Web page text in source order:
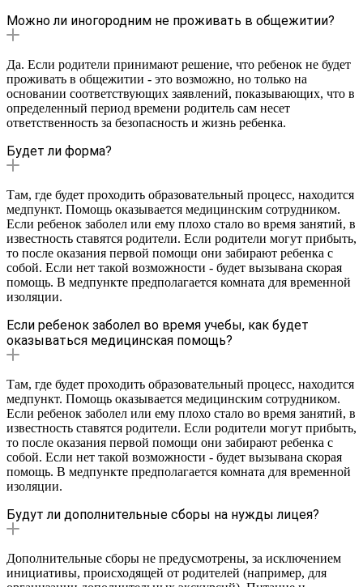
Можно ли иногородним не проживать в общежитии?
Да. Если родители принимают решение, что ребенок не будет
проживать в общежитии - это возможно, но только на
основании соответствующих заявлений, показывающих, что в
определенный период времени родитель сам несет
ответственность за безопасность и жизнь ребенка.
Будет ли форма?
Там, где будет проходить образовательный процесс, находится
медпункт. Помощь оказывается медицинским сотрудником.
Если ребенок заболел или ему плохо стало во время занятий, в
известность ставятся родители. Если родители могут прибыть,
то после оказания первой помощи они забирают ребенка с
собой. Если нет такой возможности - будет вызывана скорая
помощь. В медпункте предполагается комната для временной
изоляции.
Если ребенок заболел во время учебы, как будет
оказываться медицинская помощь?
Там, где будет проходить образовательный процесс, находится
медпункт. Помощь оказывается медицинским сотрудником.
Если ребенок заболел или ему плохо стало во время занятий, в
известность ставятся родители. Если родители могут прибыть,
то после оказания первой помощи они забирают ребенка с
собой. Если нет такой возможности - будет вызывана скорая
помощь. В медпункте предполагается комната для временной
изоляции.
Будут ли дополнительные сборы на нужды лицея?
Дополнительные сборы не предусмотрены, за исключением
инициативы, происходящей от родителей (например, для